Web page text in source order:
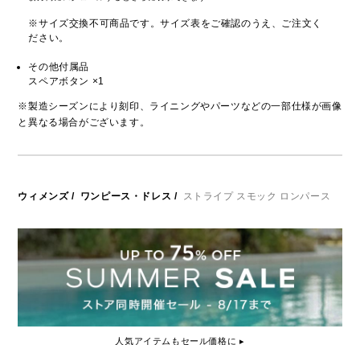
※サイズ交換不可商品です。サイズ表をご確認のうえ、ご注文く
ださい。
その他付属品
スペアボタン ×1
※製造シーズンにより刻印、ライニングやパーツなどの一部仕様が画像
と異なる場合がございます。
ウィメンズ/ ワンピース・ドレス / ストライプ スモック ロンパース
人気アイテムもセール価格に ▸